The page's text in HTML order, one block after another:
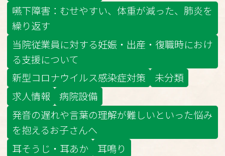
嚥下障害：むせやすい、体重が減った、肺炎を
繰り返す
当院従業員に対する妊娠・出産・復職時におけ
る支援について
新型コロナウイルス感染症対策
未分類
求人情報
病院設備
発音の遅れや言葉の理解が難しいといった悩み
を抱えるお子さんへ
耳そうじ・耳あか
耳鳴り